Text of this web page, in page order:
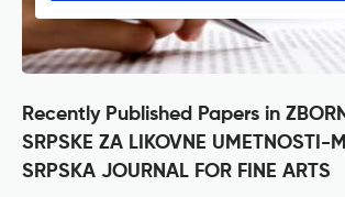
Recently Published Papers in
SRPSKE ZA LIKOVNE UMETNOSTI-
SRPSKA JOURNAL FOR FINE ARTS